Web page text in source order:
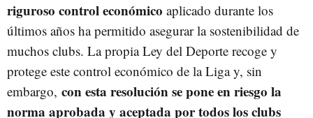
riguroso control económico aplicado durante los
últimos años ha permitido asegurar la sostenibilidad de
muchos clubs. La propia Ley del Deporte recoge y
protege este control económico de la Liga y, sin
embargo, con esta resolución se pone en riesgo la
norma aprobada y aceptada por todos los clubs